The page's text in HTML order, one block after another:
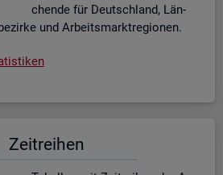
chen­de für Deutsch­land, Län­
und Ar­beits­markt­re­gio­nen.
Zeit­rei­hen